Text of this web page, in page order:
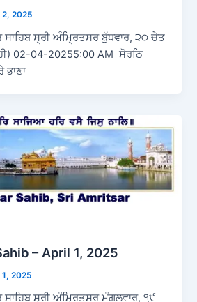
2, 2025
ਸ੍ਰੀ ਅੰਮ੍ਰਿਤਸਰ ਬੁੱਧਵਾਰ, ੨੦ ਚੇਤ
02-04-20255:00 AM ਸੋਰਠਿ
ਭਾਣਾ
– April 1, 2025
2025
ਸ੍ਰੀ ਅੰਮ੍ਰਿਤਸਰ ਮੰਗਲਵਾਰ, ੧੯